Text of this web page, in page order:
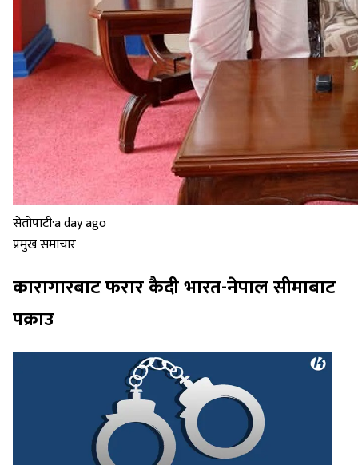
सेतोपाटी·a day ago
प्रमुख समाचार
कारागारबाट फरार कैदी भारत-नेपाल सीमाबाट
पक्राउ